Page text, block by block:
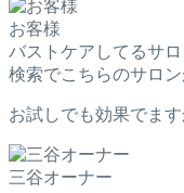
お客様
バストケアしてるサ
検索でこちらのサロ
お試しでも効果でます
三谷オーナー